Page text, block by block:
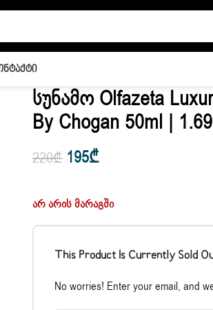
Სუნამო Olfazeta
By Chogan 50ml |
220₾ 195₾
არ არის მარაგში
This Product Is Currently Sold
No worries! Enter your email, and